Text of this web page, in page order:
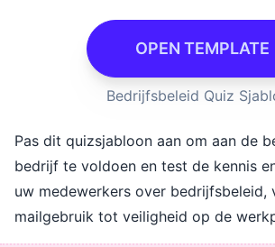
OPEN TEMPLATE
Bedrijfsbeleid Quiz
Pas dit quizsjabloon aan om aan de
bedrijf te voldoen en test de kennis
uw medewerkers over bedrijfsbeleid,
mailgebruik tot veiligheid op de